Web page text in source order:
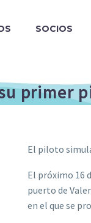
SOCIOS
primer
El piloto
El próximo 16
puerto de
en el que se